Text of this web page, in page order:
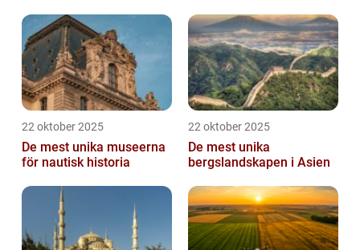
22 oktober 2025
De mest unika museerna
för nautisk historia
22 oktober 2025
De mest unika
bergslandskapen i Asien